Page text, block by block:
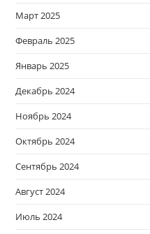
Март 2025
Февраль 2025
Январь 2025
Декабрь 2024
Ноябрь 2024
Октябрь 2024
Сентябрь 2024
Август 2024
Июль 2024